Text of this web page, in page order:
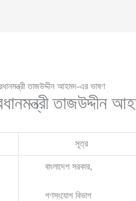
তাজউদ্দীন আহমদ-এর ভাষণ
তাজউদ্দীন
সূত্র
বাংলাদেশ সরকার,
গণসংযোগ বিভাগ